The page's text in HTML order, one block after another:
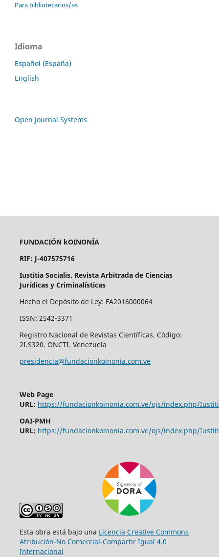
Para bibliotecarios/as
Idioma
Español (España)
English
Open Journal Systems
FUNDACIÓN kOINONÍA
RIF: J-407575716
Iustitia Socialis. Revista Arbitrada de Ciencias
Jurídicas y Criminalísticas
Hecho el Depósito de Ley: FA2016000064
ISSN: 2542-3371
Registro Nacional de Revistas Científicas. Código:
2I.S320. ONCTI. Venezuela
presidencia@fundacionkoinonia.com.ve
Web Page
URL: https://fundacionkoinonia.com.ve/ojs/index.php/
OAI-PMH
URL: https://fundacionkoinonia.com.ve/ojs/index.php/
Esta obra está bajo una Licencia Creative Commons
Atribución-No Comercial-Compartir Igual 4.0
Internacional